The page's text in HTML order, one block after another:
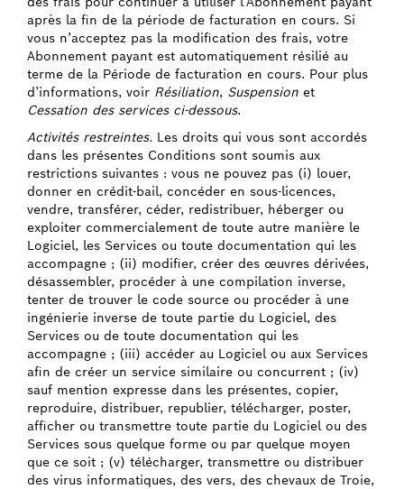
après la fin de la période de facturation en cours. Si
vous n’acceptez pas la modification des frais, votre
Abonnement payant est automatiquement résilié au
terme de la Période de facturation en cours. Pour plus
d’informations, voir Résiliation, Suspension et
Cessation des services ci-dessous.
Activités restreintes. Les droits qui vous sont accordés
dans les présentes Conditions sont soumis aux
restrictions suivantes : vous ne pouvez pas (i) louer,
donner en crédit-bail, concéder en sous-licences,
vendre, transférer, céder, redistribuer, héberger ou
exploiter commercialement de toute autre manière le
Logiciel, les Services ou toute documentation qui les
accompagne ; (ii) modifier, créer des œuvres dérivées,
désassembler, procéder à une compilation inverse,
tenter de trouver le code source ou procéder à une
ingénierie inverse de toute partie du Logiciel, des
Services ou de toute documentation qui les
accompagne ; (iii) accéder au Logiciel ou aux Services
afin de créer un service similaire ou concurrent ; (iv)
sauf mention expresse dans les présentes, copier,
reproduire, distribuer, republier, télécharger, poster,
afficher ou transmettre toute partie du Logiciel ou des
Services sous quelque forme ou par quelque moyen
que ce soit ; (v) télécharger, transmettre ou distribuer
des virus informatiques, des vers, des chevaux de Troie,